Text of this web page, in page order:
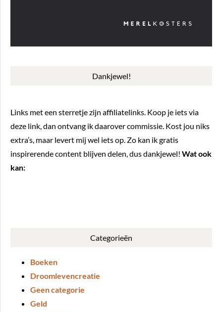
Dankjewel!
Links met een sterretje zijn affiliatelinks. Koop je iets via
deze link, dan ontvang ik daarover commissie. Kost jou niks
extra’s, maar levert mij wel iets op. Zo kan ik gratis
inspirerende content blijven delen, dus dankjewel! Wat ook
kan:
Categorieën
Boeken
Droomlevencreatie
Geen categorie
Geld